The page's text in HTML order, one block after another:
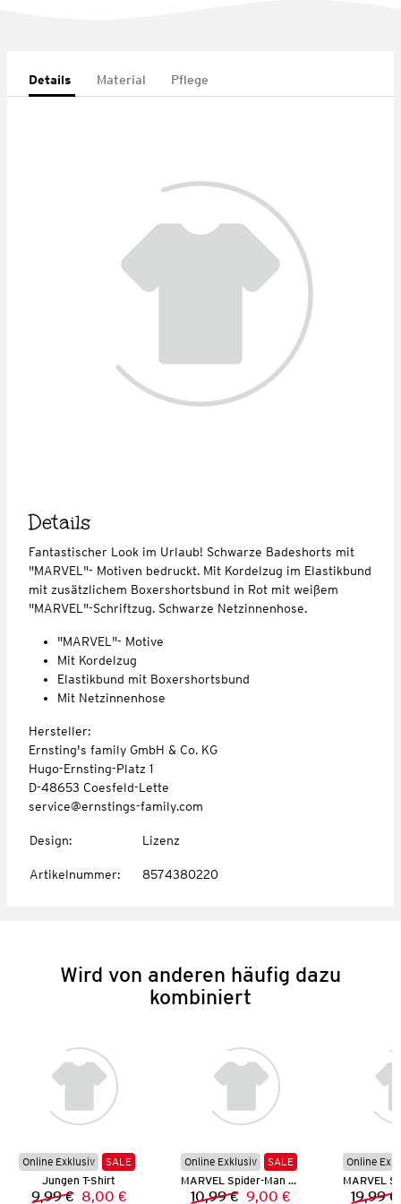
Details Material Pflege
Details
Fantastischer Look im Urlaub! Schwarze Badeshorts mit
"MARVEL"- Motiven bedruckt. Mit Kordelzug im Elastikbund
mit zusätzlichem Boxershortsbund in Rot mit weißem
"MARVEL"-Schriftzug. Schwarze Netzinnenhose.
"MARVEL"- Motive
Mit Kordelzug
Elastikbund mit Boxershortsbund
Mit Netzinnenhose
Hersteller:
Ernsting's family GmbH & Co. KG
Hugo-Ernsting-Platz 1
D-48653 Coesfeld-Lette
service@ernstings-family.com
Design: Lizenz
Artikelnummer: 8574380220
Wird von anderen häufig dazu
kombiniert
Online Exklusiv
SALE
Jungen T-Shirt
9,99 € 8,00 €
Online Exklusiv
SALE
MARVEL Spider-Man T-Shirt
10,99 € 9,00 €
Online
19,99 €